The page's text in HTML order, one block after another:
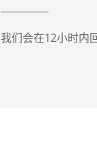
我们会在12小时内